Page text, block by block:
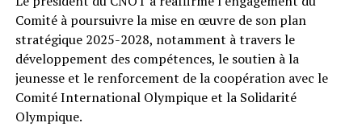
Comité à poursuivre la mise en œuvre de son plan
stratégique 2025-2028, notamment à travers le
développement des compétences, le soutien à la
jeunesse et le renforcement de la coopération avec le
Comité International Olympique et la Solidarité
Olympique.